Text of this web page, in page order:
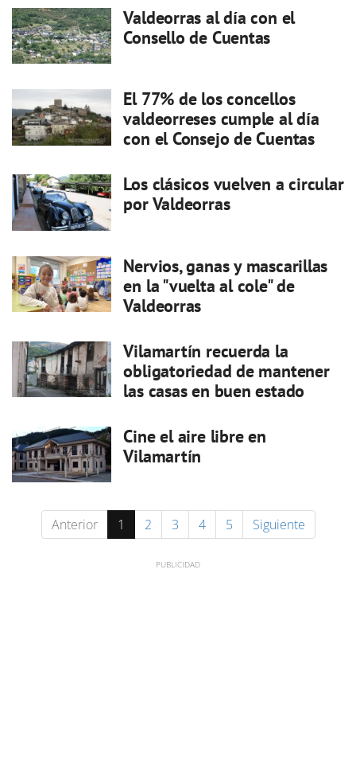
Valdeorras al día con el
Consello de Cuentas
El 77% de los concellos
valdeorreses cumple al día
con el Consejo de Cuentas
Los clásicos vuelven a circular
por Valdeorras
Nervios, ganas y mascarillas
en la "vuelta al cole" de
Valdeorras
Vilamartín recuerda la
obligatoriedad de mantener
las casas en buen estado
Cine el aire libre en
Vilamartín
Anterior 1 2 3 4 5 Siguiente